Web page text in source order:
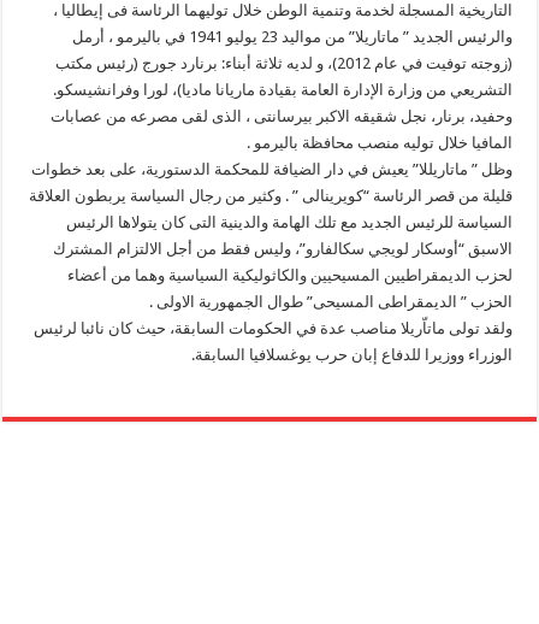
التاريخية المسجلة لخدمة وتنمية الوطن خلال توليهما الرئاسة فى إيطاليا ،
والرئيس الجديد ” ماتاريلا” من مواليد 23 يوليو 1941 في باليرمو ، أرمل
(زوجته توفيت في عام 2012)، و لديه ثلاثة أبناء: برنارد جورج (رئيس مكتب
التشريعي من وزارة الإدارة العامة بقيادة ماريانا ماديا)، لورا وفرانشيسكو.
وحفيد، برنار، نجل شقيقه الاكبر بيرسانتى ، الذى لقى مصرعه من عصابات
المافيا خلال توليه منصب محافظة باليرمو .
وظل ” ماتاريللا” يعيش في دار الضيافة للمحكمة الدستورية، على بعد خطوات
قليلة من قصر الرئاسة “كويرينالى ” . وكثير من رجال السياسة يربطون العلاقة
السياسة للرئيس الجديد مع تلك الهامة والدينية التى كان يتولاها الرئيس
الاسبق “أوسكار لويجي سكالفارو”، وليس فقط من أجل الالتزام المشترك
لحزب الديمقراطيين المسيحيين والكاثوليكية السياسية وهما من أعضاء
الحزب ” الديمقراطى المسيحى” طوال الجمهورية الاولى .
ولقد تولى ماتاّريلا مناصب عدة في الحكومات السابقة، حيث كان نائبا لرئيس
الوزراء ووزيرا للدفاع إبان حرب يوغسلافيا السابقة.